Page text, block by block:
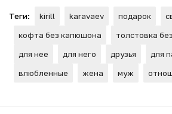
Теги: kirill karavaev подарок
кофта без капюшона
толстовка
для нее
для него друзья для
влюбленные
жена муж